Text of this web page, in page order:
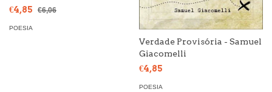
€4,85
€6,06
POESIA
Verdade Provisória - Samuel
Giacomelli
€4,85
POESIA